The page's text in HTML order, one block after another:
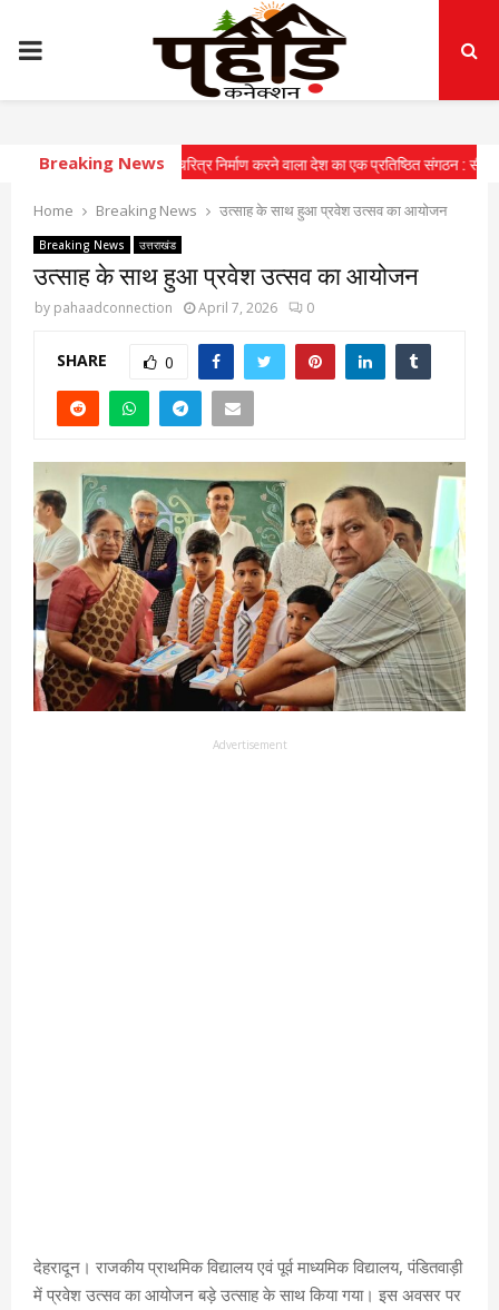
PRIMARY
MENU
Breaking News
युवाओं में राष्ट्रीय चरित्र निर्माण करने वाला देश का एक प्रतिष्ठित संगठन : सीएम ⇝
Home Breaking News उत्साह के साथ हुआ प्रवेश उत्सव का आयोजन
Breaking News उत्तराखंड
उत्साह के साथ हुआ प्रवेश उत्सव का आयोजन
by pahaadconnection April 7, 2026 0
SHARE 0
Advertisement
देहरादून। राजकीय प्राथमिक विद्यालय एवं पूर्व माध्यमिक विद्यालय, पंडितवाड़ी
में प्रवेश उत्सव का आयोजन बड़े उत्साह के साथ किया गया। इस अवसर पर